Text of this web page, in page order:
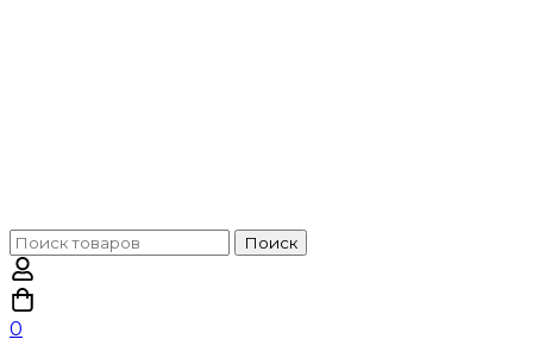
Поиск
по:
Поиск
0